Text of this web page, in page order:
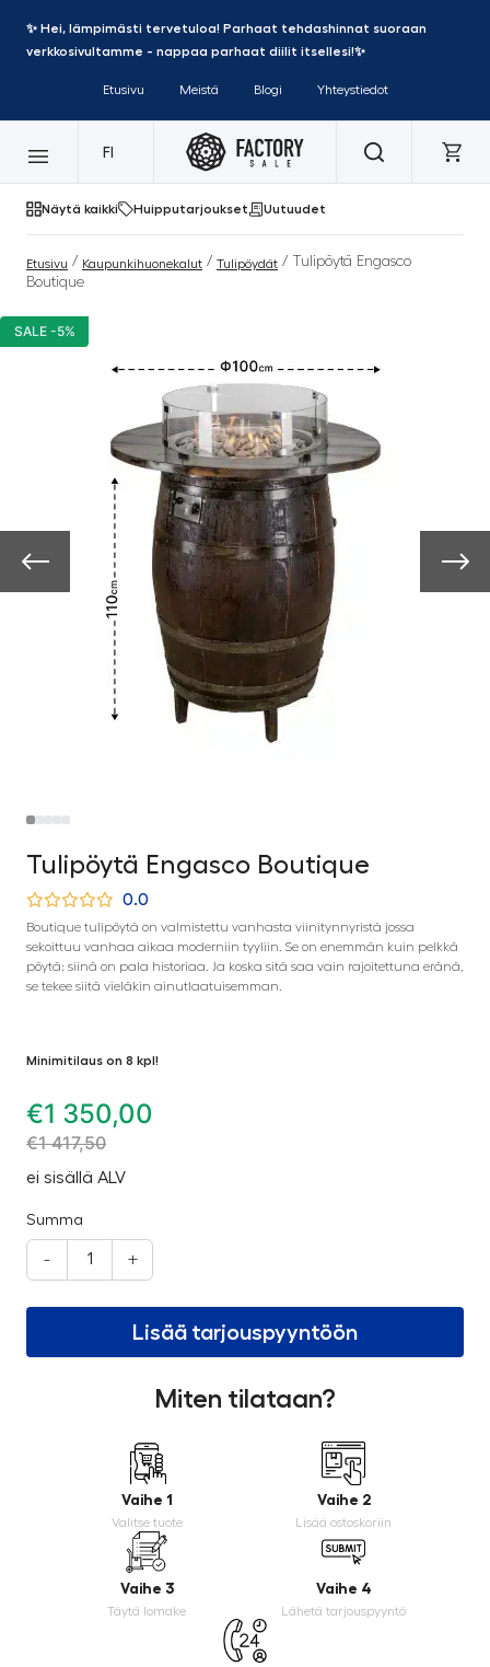
✨ Hei, lämpimästi tervetuloa! Parhaat tehdashinnat suoraan
verkkosivultamme - nappaa parhaat diilit itsellesi!✨
Etusivu Meistä Blogi Yhteystiedot
FI
Näytä kaikki Huipputarjoukset Uutuudet
Etusivu / Kaupunkihuonekalut / Tulipöydät / Tulipöytä Engasco
Boutique
SALE -5%
Tulipöytä Engasco Boutique
0.0
Boutique tulipöytä on valmistettu vanhasta viinitynnyristä jossa
sekoittuu vanhaa aikaa moderniin tyyliin. Se on enemmän kuin pelkkä
pöytä; siinä on pala historiaa. Ja koska sitä saa vain rajoitettuna eränä,
se tekee siitä vieläkin ainutlaatuisemman.
Minimitilaus on 8 kpl!
€1 350,00
€1 417,50
ei sisällä ALV
Summa
- +
Lisää tarjouspyyntöön
Miten tilataan?
Vaihe 1
Valitse tuote
Vaihe 2
Lisää ostoskoriin
Vaihe 3
Täytä lomake
Vaihe 4
Lähetä tarjouspyyntö